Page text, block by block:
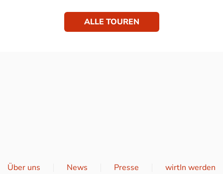
ALLE TOUREN
Über uns News Presse
wirtIn werden